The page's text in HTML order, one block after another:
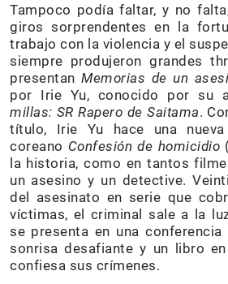
Tampoco podía faltar, y no
giros sorprendentes en la
trabajo con la violencia y el
siempre produjeron grandes
presentanMemorias de un
por Irie Yu, conocido por su
millas: SR Rapero de Saitama.
título, Irie Yu hace una
coreano Confesión de homicidio
la historia, como en tantos
un asesino y un detective.
del asesinato en serie que
víctimas, el criminal sale a la
se presenta en una
sonrisa desafiante y un libro
confiesa sus crímenes.